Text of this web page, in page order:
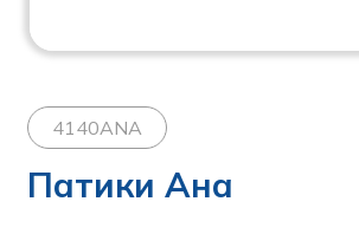
4140ANA
Патики Ана